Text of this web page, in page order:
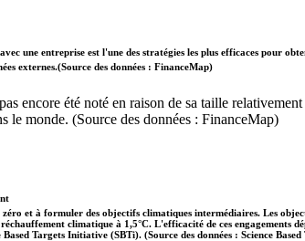
une entreprise est l'une des stratégies les plus efficaces pour
externes.(Source des données : FinanceMap)
encore été noté en raison de sa taille
le monde. (Source des données : FinanceMap)
et à formuler des objectifs climatiques intermédiaires. Les
climatique à 1,5°C. L'efficacité de ces engagements
Targets Initiative (SBTi). (Source des données : Science